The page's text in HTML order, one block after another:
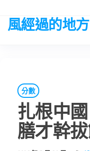
the
風經過的地方
分數
扎根中
膳才幹